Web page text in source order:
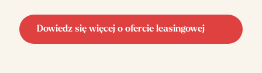
Dowiedz się więcej o ofercie leasingowej